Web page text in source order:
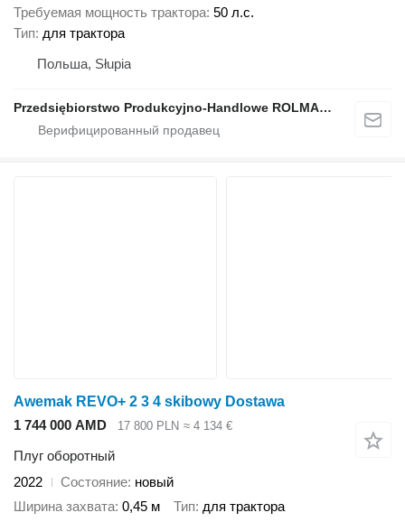
Требуемая мощность трактора 50 л.с.
Тип для трактора
Польша, Słupia
Przedsiębiorstwo Produkcyjno-Handlowe ROLMAPOL Marcin Dziekan
Awemak REVO+ 2 3 4 skibowy Dostawa
1 744 000 AMD
17 800 PLN ≈ 4 134 €
Плуг оборотный
2022
Состояние новый
Ширина захвата 0,45 м Тип для трактора